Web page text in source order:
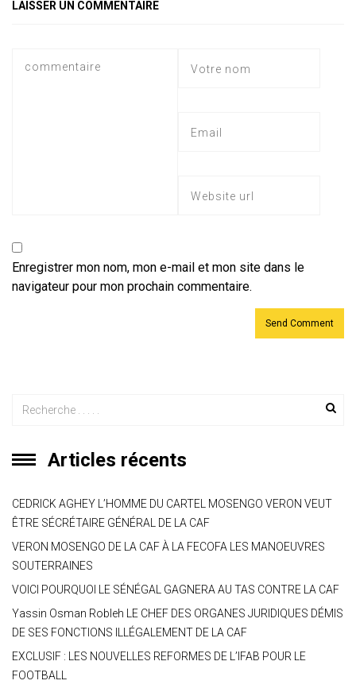
LAISSER UN COMMENTAIRE
Enregistrer mon nom, mon e-mail et mon site dans le
navigateur pour mon prochain commentaire.
Articles récents
CEDRICK AGHEY L’HOMME DU CARTEL MOSENGO VERON VEUT
ÊTRE SÉCRÉTAIRE GÉNÉRAL DE LA CAF
VERON MOSENGO DE LA CAF À LA FECOFA LES MANOEUVRES
SOUTERRAINES
VOICI POURQUOI LE SÉNÉGAL GAGNERA AU TAS CONTRE LA CAF
Yassin Osman Robleh LE CHEF DES ORGANES JURIDIQUES DÉMIS
DE SES FONCTIONS ILLÉGALEMENT DE LA CAF
EXCLUSIF : LES NOUVELLES REFORMES DE L’IFAB POUR LE
FOOTBALL